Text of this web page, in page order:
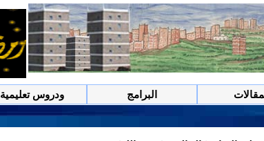
البرامج ودروس تعليمية